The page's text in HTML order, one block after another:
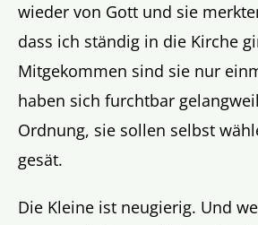
wieder von Gott und sie
dass ich ständig in die Kirche
Mitgekommen sind sie nur
haben sich furchtbar
Ordnung, sie sollen selbst
gesät.
Die Kleine ist neugierig. Und